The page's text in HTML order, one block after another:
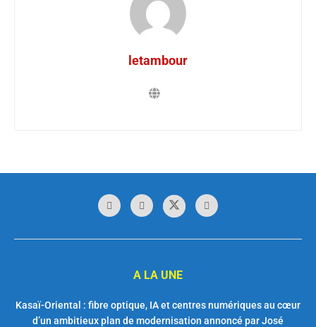
letambour
A LA UNE
Kasaï-Oriental : fibre optique, IA et centres numériques au cœur
d’un ambitieux plan de modernisation annoncé par José